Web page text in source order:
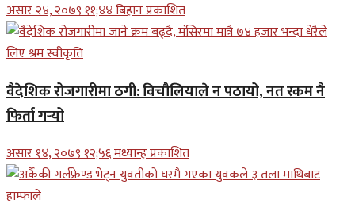
असार २४, २०७९ ११;४४ बिहान प्रकाशित
वैदेशिक रोजगारीमा ठगी: विचौलियाले न पठायो, नत रकम नै
फिर्ता गर्‍यो
असार १४, २०७९ १२;५६ मध्यान्ह प्रकाशित